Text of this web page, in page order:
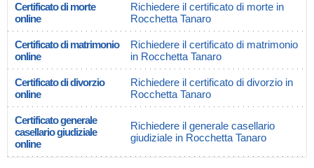
Certificato di morte
online
Richiedere il certificato di morte in
Rocchetta Tanaro
Certificato di matrimonio
online
Richiedere il certificato di matrimonio
in Rocchetta Tanaro
Certificato di divorzio
online
Richiedere il certificato di divorzio in
Rocchetta Tanaro
Certificato generale
casellario giudiziale
online
Richiedere il generale casellario
giudiziale in Rocchetta Tanaro